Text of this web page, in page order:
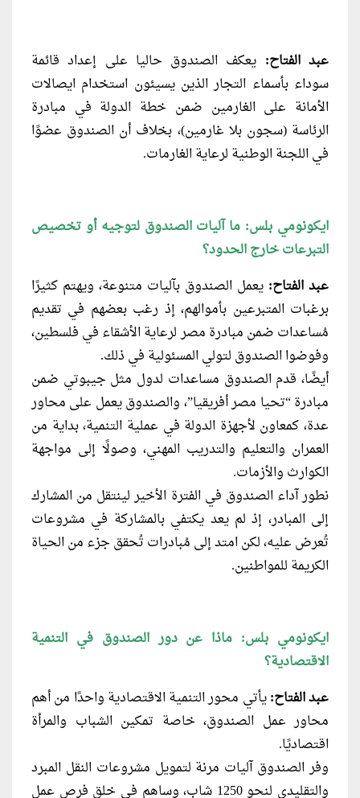
عبد الفتاح: يعكف الصندوق حاليا على إعداد قائمة
سوداء بأسماء التجار الذين يسيئون استخدام ايصالات
الأمانة على الغارمين ضمن خطة الدولة في مبادرة
الرئاسة (سجون بلا غارمين)، بخلاف أن الصندوق عضوًا
في اللجنة الوطنية لرعاية الغارمات.
ايكونومي بلس: ما آليات الصندوق لتوجيه أو تخصيص
التبرعات خارج الحدود؟
عبد الفتاح: يعمل الصندوق بآليات متنوعة، ويهتم كثيرًا
برغبات المتبرعين بأموالهم، إذ رغب بعضهم في تقديم
مُساعدات ضمن مبادرة مصر لرعاية الأشقاء في فلسطين،
وفوضوا الصندوق لتولي المسئولية في ذلك.
أيضًا، قدم الصندوق مساعدات لدول مثل جيبوتي ضمن
مبادرة “تحيا مصر أفريقيا”، والصندوق يعمل على محاور
عدة، كمعاون لأجهزة الدولة في عملية التنمية، بداية من
العمران والتعليم والتدريب المهني، وصولًا إلى مواجهة
الكوارث والأزمات.
نطور آداء الصندوق في الفترة الأخير لينتقل من المشارك
إلى المبادر، إذ لم يعد يكتفي بالمشاركة في مشروعات
تُعرض عليه، لكن امتد إلى مُبادرات تُحقق جزء من الحياة
الكريمة للمواطنين.
ايكونومي بلس: ماذا عن دور الصندوق في التنمية
الاقتصادية؟
عبد الفتاح:يأتي محور التنمية الاقتصادية واحدًا من أهم
محاور عمل الصندوق، خاصة تمكين الشباب والمرأة
اقتصاديًا.
وفر الصندوق آليات مرنة لتمويل مشروعات النقل المبرد
والتقليدي لنحو 1250 شاب، وساهم في خلق فرص عمل